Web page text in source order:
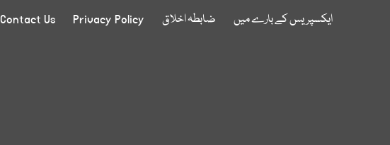
ایکسپریس کے بارے میں ضابطہ اخلاق Privacy Policy
Contact Us